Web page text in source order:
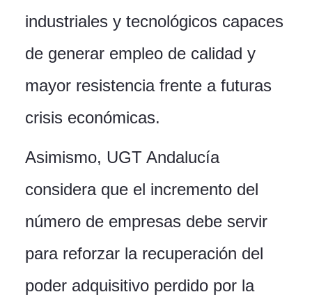
industriales y tecnológicos capaces
de generar empleo de calidad y
mayor resistencia frente a futuras
crisis económicas.
Asimismo, UGT Andalucía
considera que el incremento del
número de empresas debe servir
para reforzar la recuperación del
poder adquisitivo perdido por la